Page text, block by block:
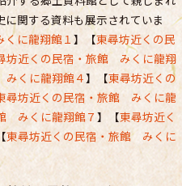
関する資料も展示されていま
に龍翔館１ 】【東尋坊近くの民
坊近くの民宿・旅館 みくに龍翔
くに龍翔館４】【東尋坊近くの
尋坊近くの民宿・旅館 みくに龍
みくに龍翔館７ 】【東尋坊近く
東尋坊近くの民宿・旅館 みくに